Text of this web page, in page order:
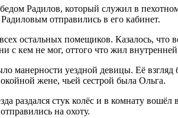
Радилов, который служил в
отправились в его кабинет.
остальных помещиков. Казалось,
с кем не мог, оттого что жил
манерности уездной девицы. Её
жене, чьей сестрой была Ольга.
раздался стук колёс и в комнату
на охоту.